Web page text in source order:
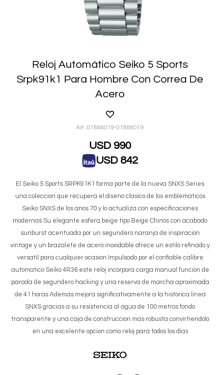
Reloj Automático Seiko 5 Sports
Srpk91k1 Para Hombre Con Correa De
Acero
01888019-01888019
USD 990
USD 842
El Seiko 5 Sports SRPK91K1 forma parte de la nueva SNXS Series
una coleccion que recupera el diseno clasico de los emblematicos
Seiko SNXS de los anos 70 y lo actualiza con especificaciones
modernas Su elegante esfera beige tipo Beige Chinos con acabado
sunburst acentuada por un segundero naranja de inspiracion
vintage y un brazalete de acero inoxidable ofrece un estilo refinado y
versatil para cualquier ocasion Impulsado por el confiable calibre
automatico Seiko 4R36 este reloj incorpora carga manual funcion de
parada de segundero hacking y una reserva de marcha aproximada
de 41 horas Ademas mejora significativamente a la historica linea
SNXS gracias a su resistencia al agua de 100 metros fondo
transparente y una caja de construccion mas robusta convirtiendolo
en una excelente opcion como reloj para todos los dias